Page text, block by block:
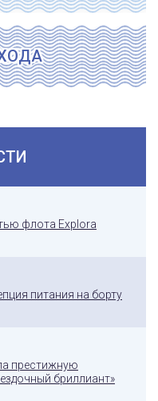
флота Explora
питания на борту
престижную
бриллиант»